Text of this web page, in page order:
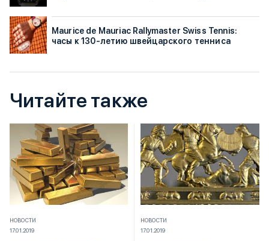
Maurice de Mauriac Rallymaster Swiss Tennis:
часы к 130-летию швейцарского тенниса
Читайте также
НОВОСТИ
17.01.2019
НОВОСТИ
17.01.2019